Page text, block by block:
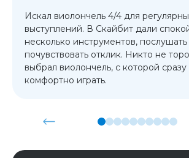
Искал виолончель 4/4 для
выступлений. В Скайбит дали
несколько инструментов, послушать
почувствовать отклик. Никто не
выбрал виолончель, с которой сразу
комфортно играть.